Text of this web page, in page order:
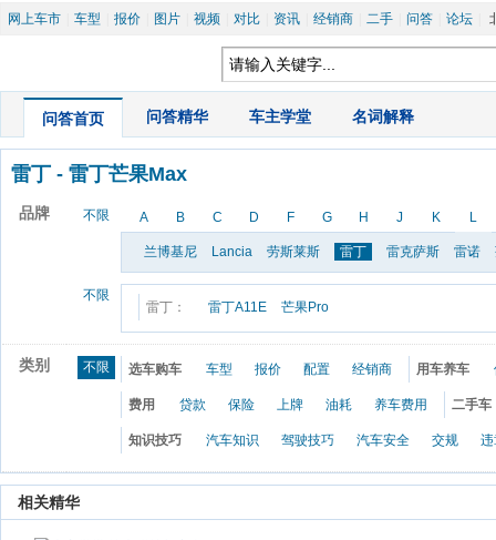
网上车市 车型 报价 图片 视频 对比 资讯 经销商 二手 问答 论坛
问答首页 问答精华 车主学堂 名词解释
雷丁 - 雷丁芒果Max
品牌 不限 A B C D F G H J K L
兰博基尼 Lancia 劳斯莱斯 雷丁 雷克萨斯 雷诺
不限
雷丁： 雷丁A11E 芒果Pro
类别 不限 选车购车 车型 报价 配置 经销商 用车养车
费用 贷款 保险 上牌 油耗 养车费用 二手车
知识技巧 汽车知识 驾驶技巧 汽车安全 交规 违
相关精华